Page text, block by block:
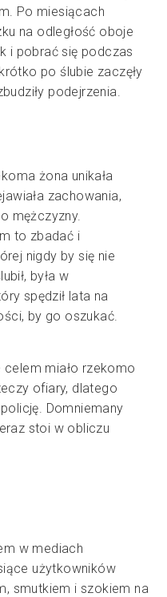
Po miesiącach
na odległość oboje
i pobrać się podczas
po ślubie zaczęły
podejrzenia.
żona unikała
zachowania,
mężczyzny.
to zbadać i
nigdy by się nie
była w
spędził lata na
by go oszukać.
celem miało rzekomo
ofiary, dlatego
Domniemany
stoi w obliczu
w mediach
użytkowników
smutkiem i szokiem na